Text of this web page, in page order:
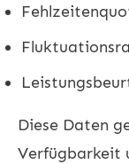
Diese Daten
Verfügbarkeit